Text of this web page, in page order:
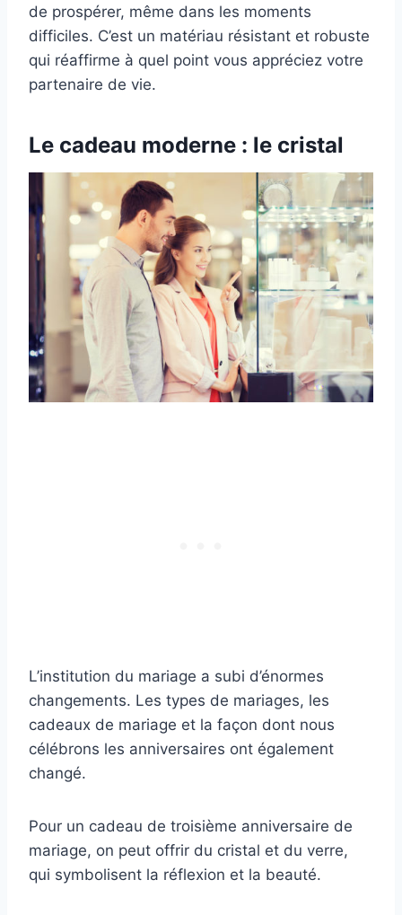
de prospérer, même dans les moments
difficiles. C’est un matériau résistant et robuste
qui réaffirme à quel point vous appréciez votre
partenaire de vie.
Le cadeau moderne : le cristal
L’institution du mariage a subi d’énormes
changements. Les types de mariages, les
cadeaux de mariage et la façon dont nous
célébrons les anniversaires ont également
changé.
Pour un cadeau de troisième anniversaire de
mariage, on peut offrir du cristal et du verre,
qui symbolisent la réflexion et la beauté.